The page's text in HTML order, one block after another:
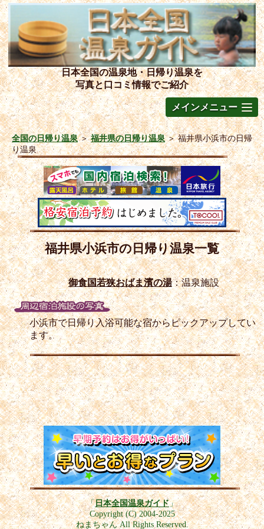
日本全国の温泉地・日帰り温泉を
写真と口コミ情報でご紹介
メインメニュー
全国の日帰り温泉＞福井県の日帰り温泉＞福井県小浜市の日帰
り温泉
福井県小浜市の日帰り温泉一覧
御食国若狭おばま濱の湯：温泉施設
小浜市で日帰り入浴可能な宿からピックアップしてい
ます。
「日本全国温泉ガイド」
Copyright (C) 2004-2025
ねまちゃん All Rights Reserved.